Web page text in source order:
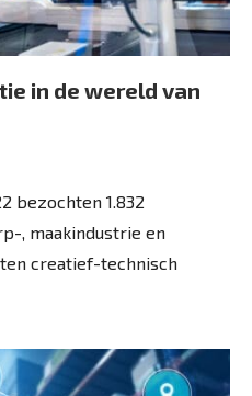
in de wereld van
bezochten 1.832
, maakindustrie en
creatief-technisch